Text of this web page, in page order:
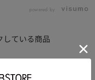
powered by
している商品